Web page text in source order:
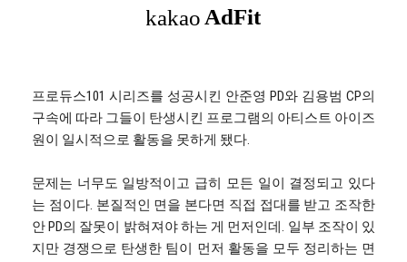
프로듀스101 시리즈를 성공시킨 안준영 PD와 김용범 CP의
구속에 따라 그들이 탄생시킨 프로그램의 아티스트 아이즈
원이 일시적으로 활동을 못하게 됐다.
문제는 너무도 일방적이고 급히 모든 일이 결정되고 있다
는 점이다. 본질적인 면을 본다면 직접 접대를 받고 조작한
안 PD의 잘못이 밝혀져야 하는 게 먼저인데. 일부 조작이 있
지만 경쟁으로 탄생한 팀이 먼저 활동을 모두 정리하는 면